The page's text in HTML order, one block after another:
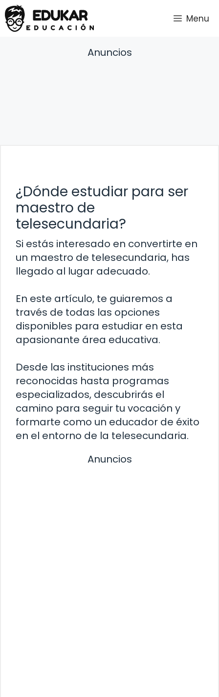
Saltar
al
contenido
Menu
Anuncios
¿Dónde estudiar para ser
maestro de
telesecundaria?
Si estás interesado en convertirte en
un maestro de telesecundaria, has
llegado al lugar adecuado.
En este artículo, te guiaremos a
través de todas las opciones
disponibles para estudiar en esta
apasionante área educativa.
Desde las instituciones más
reconocidas hasta programas
especializados, descubrirás el
camino para seguir tu vocación y
formarte como un educador de éxito
en el entorno de la telesecundaria.
Anuncios